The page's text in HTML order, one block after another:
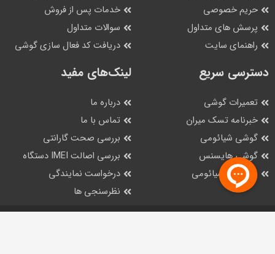
حریم خصوصی
پرسش های متداول
راهنمای سایت
خدمات پس از فروش
سوالات متداول
دریافت کد فعال سازی گوشی
دسترسی سریع
تعمیرات گوشی
خبرنامه تسک میران
گوشی شیائومی
گوشی هایسنس
پاوربانک شیائومی
لینک‌های مفید
درباره ما
تماس با ما
بررسی صحت گارانتی
بررسی اصالت IMEI دستگاه
درخواست نمایندگی
نظرسنجی ها